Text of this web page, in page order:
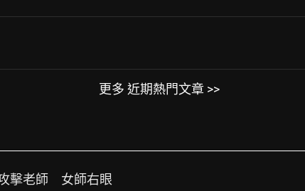
更多 近期熱門文章 >>
擊老師 女師右眼